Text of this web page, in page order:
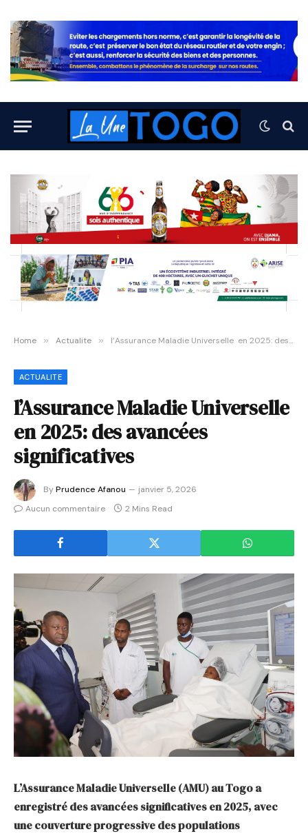
Home » Actualite » l’Assurance Maladie Universelle en 2025: des avancées significatives
ACTUALITE
l’Assurance Maladie Universelle
en 2025: des avancées
significatives
ByPrudence Afanou
janvier 5, 2026
Aucun commentaire
2 Mins Read
L’Assurance Maladie Universelle (AMU) au Togo a
enregistré des avancées significatives en 2025, avec
une couverture progressive des populations